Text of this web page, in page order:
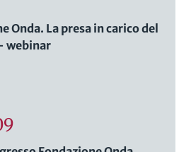
Onda. La presa in carico del
webinar